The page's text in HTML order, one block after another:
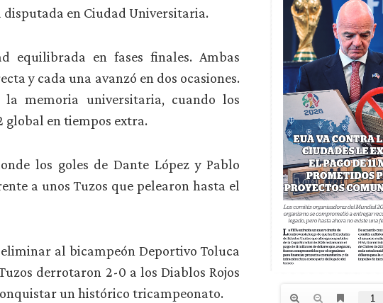
en Ciudad Universitaria.
equilibrada en fases finales. Ambas
y cada una avanzó en dos ocasiones.
memoria universitaria, cuando los
global en tiempos extra.
los goles de Dante López y Pablo
a unos Tuzos que pelearon hasta el
al bicampeón Deportivo Toluca
derrotaron 2-0 a los Diablos Rojos
un histórico tricampeonato.